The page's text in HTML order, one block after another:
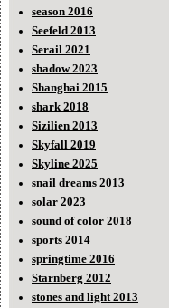
season 2016
Seefeld 2013
Serail 2021
shadow 2023
Shanghai 2015
shark 2018
Sizilien 2013
Skyfall 2019
Skyline 2025
snail dreams 2013
solar 2023
sound of color 2018
sports 2014
springtime 2016
Starnberg 2012
stones and light 2013